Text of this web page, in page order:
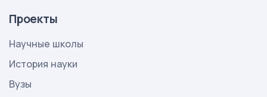
Проекты
Научные школы
История науки
Вузы